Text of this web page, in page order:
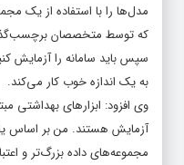
مدل‌ها را با استفاده از یک
که توسط متخصصان
سپس باید سامانه را آزمایش
به یک اندازه خوب کار می‌کند.
وی افزود: ابزارهای بهداشتی
آزمایش هستند. من بر اساس
مجموعه‌های داده بزرگ‌تر و